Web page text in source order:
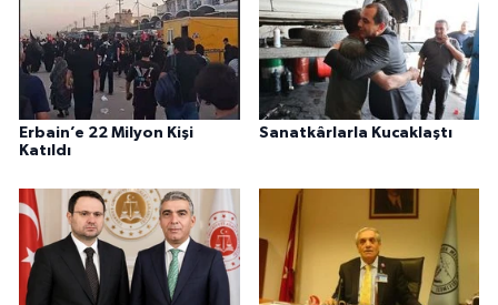
Erbain’e 22 Milyon Kişi
Katıldı
Sanatkârlarla Kucaklaştı